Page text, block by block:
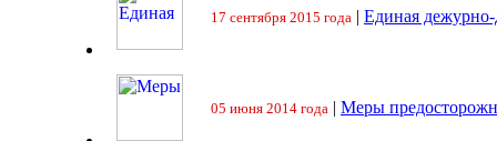
17 сентября 2015 года | Единая
05 июня 2014 года | Меры